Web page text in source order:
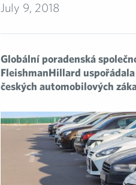
July 9, 2018
Globální poradenská
FleishmanHillard
českých automobilových